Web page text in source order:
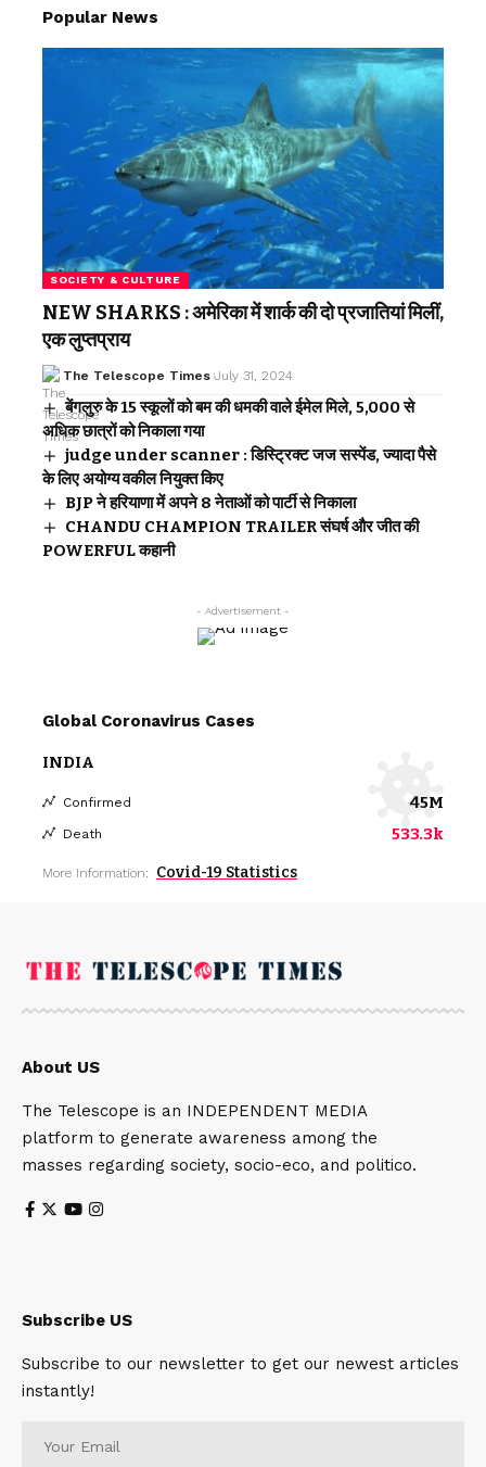
Popular News
SOCIETY & CULTURE
NEW SHARKS : अमेरिका में शार्क की दो प्रजातियां मिलीं,
एक लुप्तप्राय
The Telescope Times July 31, 2024
बेंगलुरु के 15 स्कूलों को बम की धमकी वाले ईमेल मिले, 5,000 से
अधिक छात्रों को निकाला गया
judge under scanner : डिस्ट्रिक्ट जज सस्पेंड, ज्यादा पैसे
के लिए अयोग्य वकील नियुक्त किए
BJP ने हरियाणा में अपने 8 नेताओं को पार्टी से निकाला
CHANDU CHAMPION TRAILER संघर्ष और जीत की
POWERFUL कहानी
- Advertisement -
Global Coronavirus Cases
INDIA
Confirmed 45M
Death 533.3k
More Information: Covid-19 Statistics
About US
The Telescope is an INDEPENDENT MEDIA
platform to generate awareness among the
masses regarding society, socio-eco, and politico.
Subscribe US
Subscribe to our newsletter to get our newest articles
instantly!